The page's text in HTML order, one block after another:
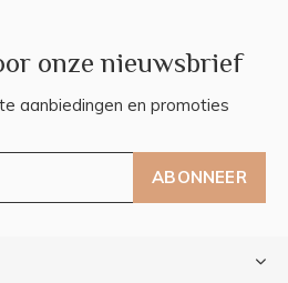
onze nieuwsbrief
aanbiedingen en promoties
ABONNEER